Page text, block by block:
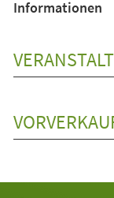
Informationen